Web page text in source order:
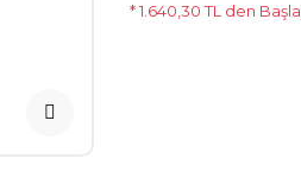
* 1.640,30 TL den